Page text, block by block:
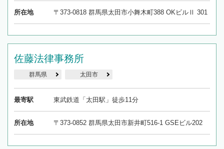
所在地 〒373-0818 群馬県太田市小舞木町388 OKビルⅡ 301
佐藤法律事務所
群馬県 太田市
最寄駅 東武鉄道「太田駅」徒歩11分
所在地 〒373-0852 群馬県太田市新井町516-1 GSEビル202